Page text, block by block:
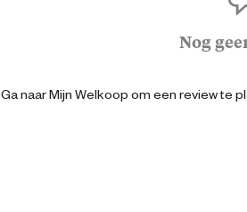
Nog
Ga naar Mijn Welkoop om een review te